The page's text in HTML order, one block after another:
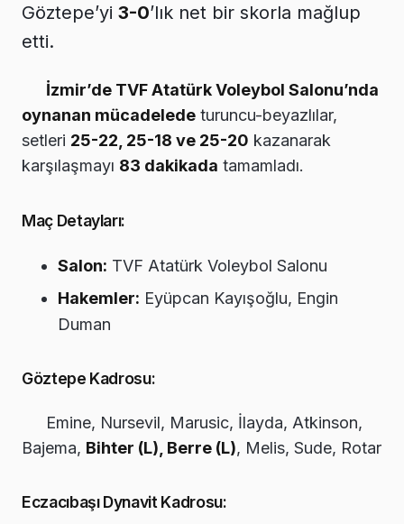
Göztepe’yi 3-0’lık net bir skorla mağlup
etti.
İzmir’de TVF Atatürk Voleybol Salonu’nda
oynanan mücadelede turuncu-beyazlılar,
setleri 25-22, 25-18 ve 25-20 kazanarak
karşılaşmayı 83 dakikada tamamladı.
Maç Detayları:
Salon: TVF Atatürk Voleybol Salonu
Hakemler: Eyüpcan Kayışoğlu, Engin
Duman
Göztepe Kadrosu:
Emine, Nursevil, Marusic, İlayda, Atkinson,
Bajema, Bihter (L), Berre (L), Melis, Sude, Rotar
Eczacıbaşı Dynavit Kadrosu: